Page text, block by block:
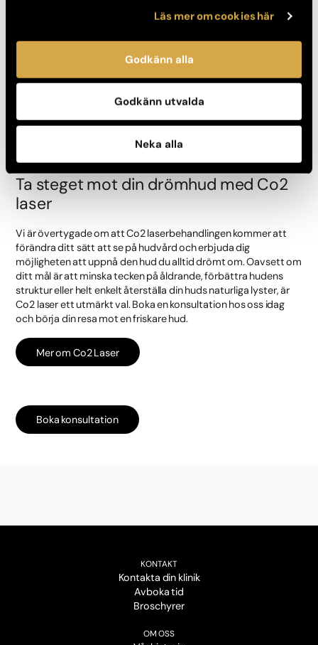
Läs mer om cookies här
Godkänn alla
Godkänn utvalda
Neka alla
Resultat och återhämtning efter en
Co2 laserbehandling
efter bara en behandling, men vissa kan behöva flera sessioner
beroende på hudens skick och de önskade resultaten.
Återhämtningstiden varierar beroende på behandlingens
omfattning, men vanligtvis tar det 3 veckor till några månader
för huden att återhämta sig helt.
Ta steget mot din drömhud med Co2
laser
Vi är övertygade om att Co2 laserbehandlingen kommer att
förändra ditt sätt att se på hudvård och erbjuda dig
möjligheten att uppnå den hud du alltid drömt om. Oavsett om
ditt mål är att minska tecken på åldrande, förbättra hudens
struktur eller helt enkelt återställa din huds naturliga lyster, är
Co2 laser ett utmärkt val. Boka en konsultation hos oss idag
och börja din resa mot en friskare hud.
Mer om Co2 Laser
Boka konsultation
KONTAKT
Kontakta din klinik
Avboka tid
Broschyrer
OM OSS